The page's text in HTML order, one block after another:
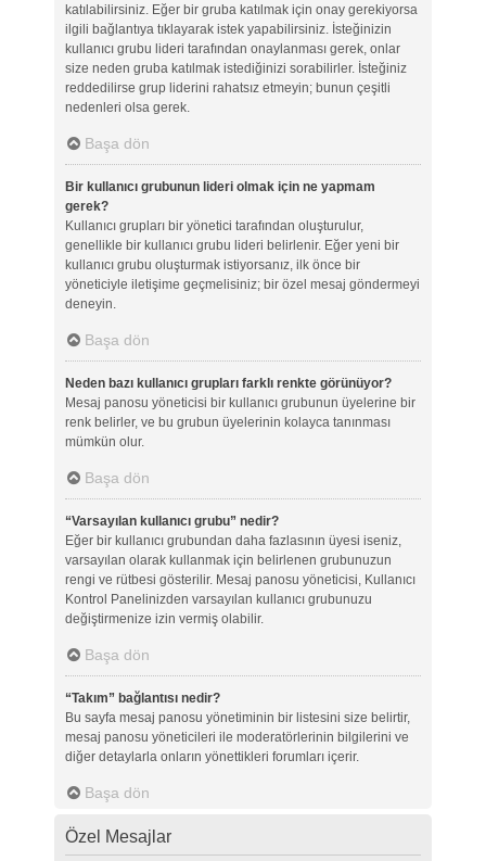
katılabilirsiniz. Eğer bir gruba katılmak için onay gerekiyorsa
ilgili bağlantıya tıklayarak istek yapabilirsiniz. İsteğinizin
kullanıcı grubu lideri tarafından onaylanması gerek, onlar
size neden gruba katılmak istediğinizi sorabilirler. İsteğiniz
reddedilirse grup liderini rahatsız etmeyin; bunun çeşitli
nedenleri olsa gerek.
Başa dön
Bir kullanıcı grubunun lideri olmak için ne yapmam
gerek?
Kullanıcı grupları bir yönetici tarafından oluşturulur,
genellikle bir kullanıcı grubu lideri belirlenir. Eğer yeni bir
kullanıcı grubu oluşturmak istiyorsanız, ilk önce bir
yöneticiyle iletişime geçmelisiniz; bir özel mesaj göndermeyi
deneyin.
Başa dön
Neden bazı kullanıcı grupları farklı renkte görünüyor?
Mesaj panosu yöneticisi bir kullanıcı grubunun üyelerine bir
renk belirler, ve bu grubun üyelerinin kolayca tanınması
mümkün olur.
Başa dön
“Varsayılan kullanıcı grubu” nedir?
Eğer bir kullanıcı grubundan daha fazlasının üyesi iseniz,
varsayılan olarak kullanmak için belirlenen grubunuzun
rengi ve rütbesi gösterilir. Mesaj panosu yöneticisi, Kullanıcı
Kontrol Panelinizden varsayılan kullanıcı grubunuzu
değiştirmenize izin vermiş olabilir.
Başa dön
“Takım” bağlantısı nedir?
Bu sayfa mesaj panosu yönetiminin bir listesini size belirtir,
mesaj panosu yöneticileri ile moderatörlerinin bilgilerini ve
diğer detaylarla onların yönettikleri forumları içerir.
Başa dön
Özel Mesajlar